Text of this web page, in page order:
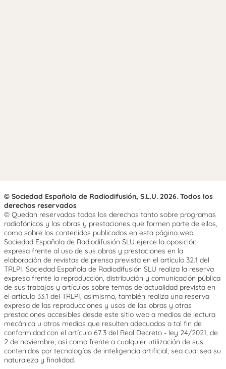
© Sociedad Española de Radiodifusión, S.L.U. 2026. Todos los
derechos reservados
© Quedan reservados todos los derechos tanto sobre programas
radiofónicos y las obras y prestaciones que formen parte de ellos,
como sobre los contenidos publicados en esta página web.
Sociedad Española de Radiodifusión SLU ejerce la oposición
expresa frente al uso de sus obras y prestaciones en la
elaboración de revistas de prensa prevista en el artículo 32.1 del
TRLPI. Sociedad Española de Radiodifusión SLU realiza la reserva
expresa frente la reproducción, distribución y comunicación pública
de sus trabajos y artículos sobre temas de actualidad prevista en
el artículo 33.1 del TRLPI, asimismo, también realiza una reserva
expresa de las reproducciones y usos de las obras y otras
prestaciones accesibles desde este sitio web a medios de lectura
mecánica u otros medios que resulten adecuados a tal fin de
conformidad con el artículo 67.3 del Real Decreto - ley 24/2021, de
2 de noviembre, así como frente a cualquier utilización de sus
contenidos por tecnologías de inteligencia artificial, sea cual sea su
naturaleza y finalidad.